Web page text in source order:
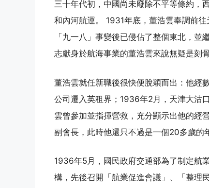
三十年代初，中國尚未廢除不平等條約，
和內河航運。 1931年底，董浩雲奉調前
「九一八」事變後已侵佔了整個東北，
志獻身於航海事業的董浩雲來說無疑是刻骨
董浩雲就任新職後很快便脫穎而出：他經
公司遷入英租界；1936年2月，天津大沽
雲曾參加並指揮營救，充分顯示出他的經
副會長，此時他還只不過是一個20多歲的
1936年5月，國民政府交通部為了制定航
構，先後召開「航業促進會議」、「整理